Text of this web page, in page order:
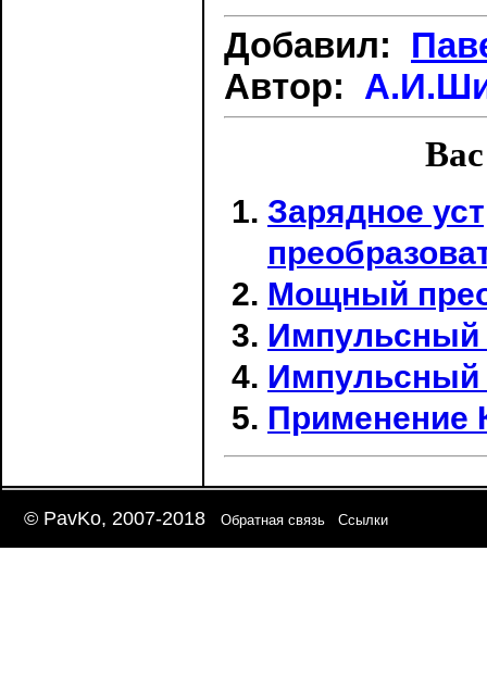
Добавил:
Автор:
Зарядное
Мощный
Импульсный
Импульсный
Применение
© PavKo, 2007-2018 Обратная связь Ссылки